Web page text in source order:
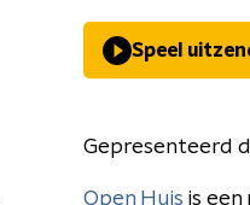
Speel
Gepresenteerd
Open Huis is